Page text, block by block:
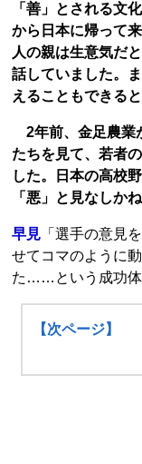
「善」とされる文
から日本に帰って
人の親は生意気だ
話していました。
えることもできる
2年前、金足農業
たちを見て、若者
した。日本の高校
「悪」と見なしか
早見 「選手の意見
せてコマのように
た……という成功体
【次ページ】